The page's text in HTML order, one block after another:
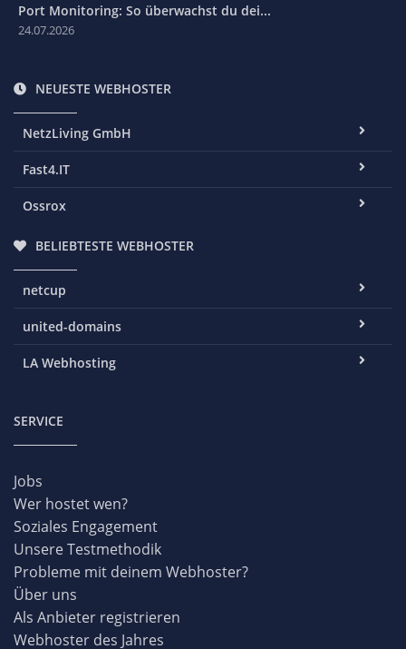
Port Monitoring: So überwachst du dei...
24.07.2026
NEUESTE WEBHOSTER
NetzLiving GmbH
Fast4.IT
Ossrox
BELIEBTESTE WEBHOSTER
netcup
united-domains
LA Webhosting
SERVICE
Jobs
Wer hostet wen?
Soziales Engagement
Unsere Testmethodik
Probleme mit deinem Webhoster?
Über uns
Als Anbieter registrieren
Webhoster des Jahres